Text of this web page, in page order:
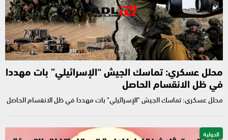
محلل عسكري: تماسك الجيش “الإسرائيلي” بات مهددا
في ظل الانقسام الحاصل
محلل عسكري: تماسك الجيش "الإسرائيلي" بات مهددا في ظل الانقسام الحاصل
الدولية